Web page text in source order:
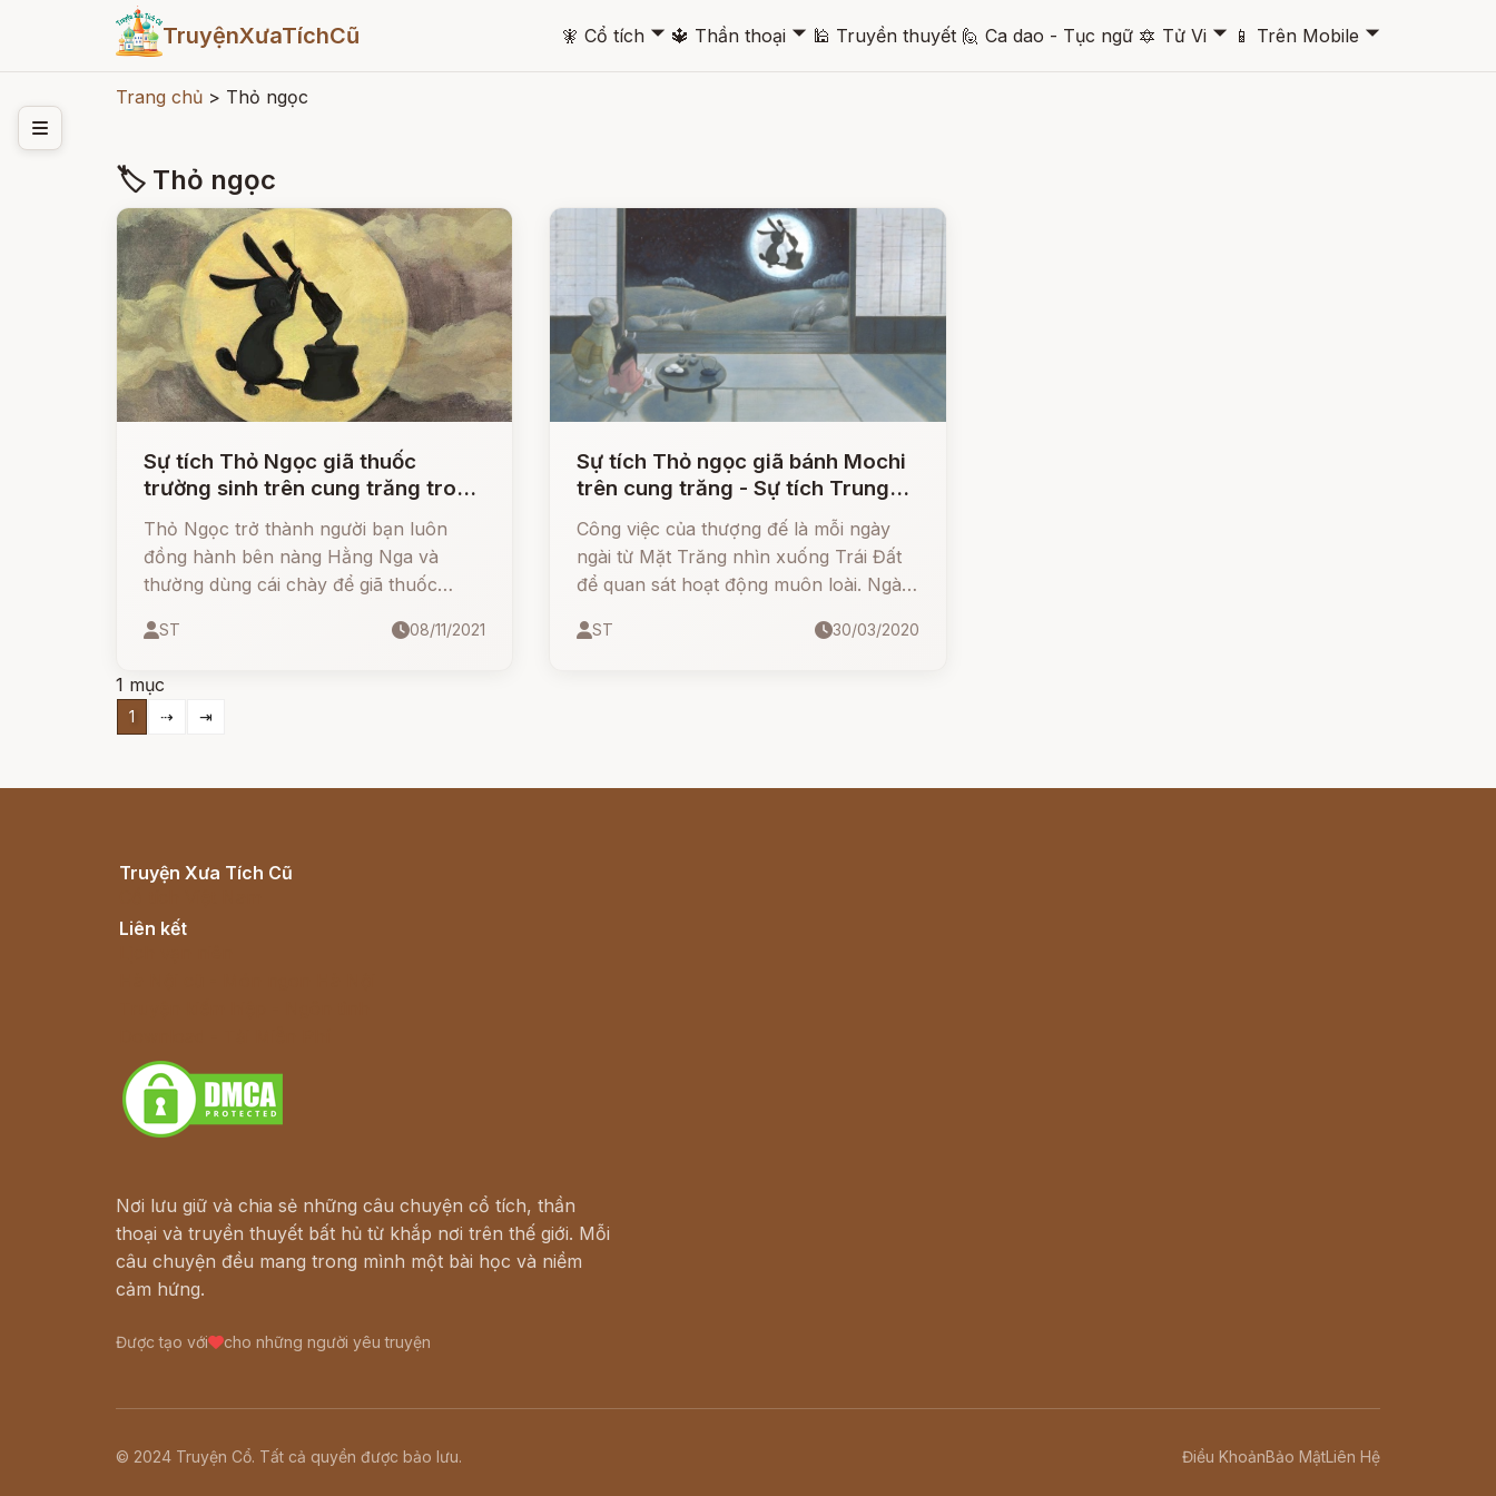
TruyệnXưaTíchCũ 🧚 Cổ tích 🞃 🔱 Thần thoại 🞃 🕌 Truyền thuyết 🙋 Ca dao - Tục ngữ 🔯 Tử Vi 🞃 📱 Trên Mobile 🞃
Trang chủ > Thỏ ngọc
🏷 Thỏ ngọc
Sự tích Thỏ Ngọc giã thuốc
trường sinh trên cung trăng trong
Thỏ Ngọc trở thành người bạn luôn
đồng hành bên nàng Hằng Nga và
thường dùng cái chày để giã thuốc
trăng.
ST 08/11/2021
Sự tích Thỏ ngọc giã bánh Mochi
trên cung trăng - Sự tích Trung
Thu
Công việc của thượng đế là mỗi ngày
ngài từ Mặt Trăng nhìn xuống Trái Đất
để quan sát hoạt động muôn loài. Ngài
người và cách loài động vật đang nghỉ
ST 30/03/2020
1 mục
1 ⇢ ⇥
Truyện Xưa Tích Cũ
Liên kết
Nơi lưu giữ và chia sẻ những câu chuyện cổ tích, thần
thoại và truyền thuyết bất hủ từ khắp nơi trên thế giới. Mỗi
câu chuyện đều mang trong mình một bài học và niềm
cảm hứng.
Được tạo với cho những người yêu truyện
© 2024 Truyện Cổ. Tất cả quyền được bảo lưu. Điều KhoảnBảo MậtLiên Hệ